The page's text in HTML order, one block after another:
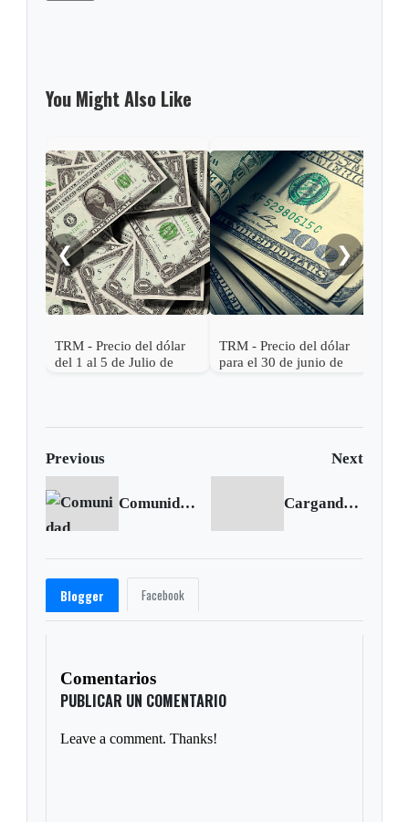
You Might Also Like
❮
TRM - Precio del dólar
del 1 al 5 de Julio de
TRM - Precio del dólar
para el 30 de junio de
❯
Previous Next
Comunidad internacional debe sentirse “avergonzada” por la aniquilación de civiles en Alepo: ONU Cargando siguiente...
Blogger Facebook
Comentarios
PUBLICAR UN COMENTARIO
Leave a comment. Thanks!